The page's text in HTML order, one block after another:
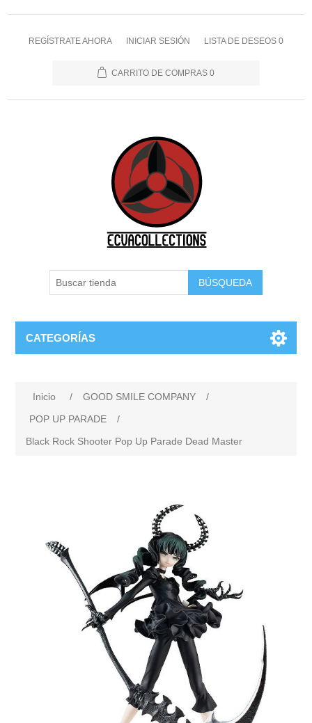
REGÍSTRATE AHORA INICIAR SESIÓN LISTA DE DESEOS 0
CARRITO DE COMPRAS 0
BÚSQUEDA
CATEGORÍAS
Inicio / GOOD SMILE COMPANY
/
POP UP PARADE
/
Black Rock Shooter Pop Up Parade Dead Master